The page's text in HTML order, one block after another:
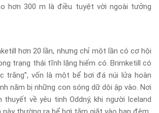
hơn 300 m là điều tuyệt vời ngoài tưởng
hơn 20 lần, nhưng chỉ một lần có cơ hội
trạng thái tĩnh lặng hiếm có. Brimketill có
trắng”, vốn là một bể bơi đá núi lửa hoàn
năm bị những con sóng dữ dội ập vào. Nơi
thuyết về yêu tinh Oddný, khi người Iceland